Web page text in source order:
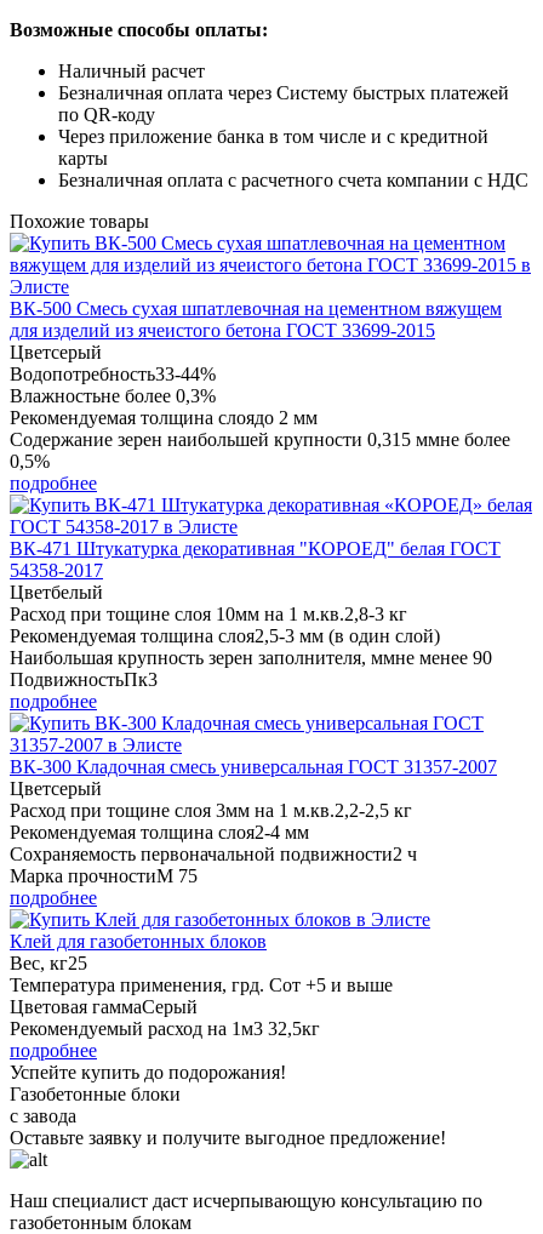
Возможные способы оплаты:
Наличный расчет
Безналичная оплата через Систему быстрых платежей
по QR-коду
Через приложение банка в том числе и с кредитной
карты
Безналичная оплата с расчетного счета компании с НДС
Похожие товары
ВК-500 Смесь сухая шпатлевочная на цементном вяжущем
для изделий из ячеистого бетона ГОСТ 33699-2015
Цветсерый
Водопотребность33-44%
Влажностьне более 0,3%
Рекомендуемая толщина слоядо 2 мм
Содержание зерен наибольшей крупности 0,315 ммне более
0,5%
подробнее
ВК-471 Штукатурка декоративная "КОРОЕД" белая ГОСТ
54358-2017
Цветбелый
Расход при тощине слоя 10мм на 1 м.кв.2,8-3 кг
Рекомендуемая толщина слоя2,5-3 мм (в один слой)
Наибольшая крупность зерен заполнителя, ммне менее 90
ПодвижностьПк3
подробнее
ВК-300 Кладочная смесь универсальная ГОСТ 31357-2007
Цветсерый
Расход при тощине слоя 3мм на 1 м.кв.2,2-2,5 кг
Рекомендуемая толщина слоя2-4 мм
Сохраняемость первоначальной подвижности2 ч
Марка прочностиМ 75
подробнее
Клей для газобетонных блоков
Вес, кг25
Температура применения, грд. Сот +5 и выше
Цветовая гаммаСерый
Рекомендуемый расход на 1м3 32,5кг
подробнее
Успейте купить до подорожания!
Газобетонные блоки
с завода
Оставьте заявку и получите выгодное предложение!
Наш специалист даст исчерпывающую консультацию по
газобетонным блокам